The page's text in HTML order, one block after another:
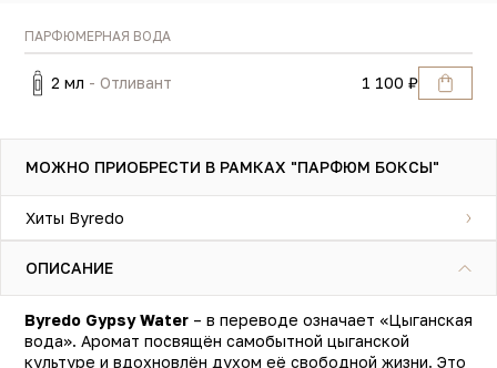
ПАРФЮМЕРНАЯ ВОДА
2 мл - Отливант 1 100 ₽
МОЖНО ПРИОБРЕСТИ В РАМКАХ "ПАРФЮМ БОКСЫ"
Хиты Byredo
ОПИСАНИЕ
Byredo Gypsy Water – в переводе означает «Цыганская
вода». Аромат посвящён самобытной цыганской
культуре и вдохновлён духом её свободной жизни. Это